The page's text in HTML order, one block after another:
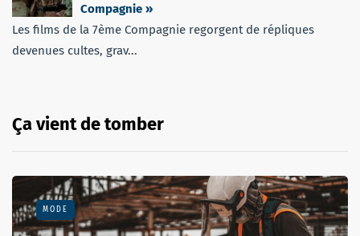
Compagnie »
Les films de la 7ème Compagnie regorgent de répliques
devenues cultes, grav...
Ça vient de tomber
MODE